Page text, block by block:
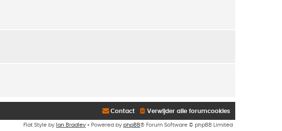
Verwijder alle forumcookies
Contact
Flat Style by Ian Bradley • Powered by phpBB® Forum Software © phpBB Limited